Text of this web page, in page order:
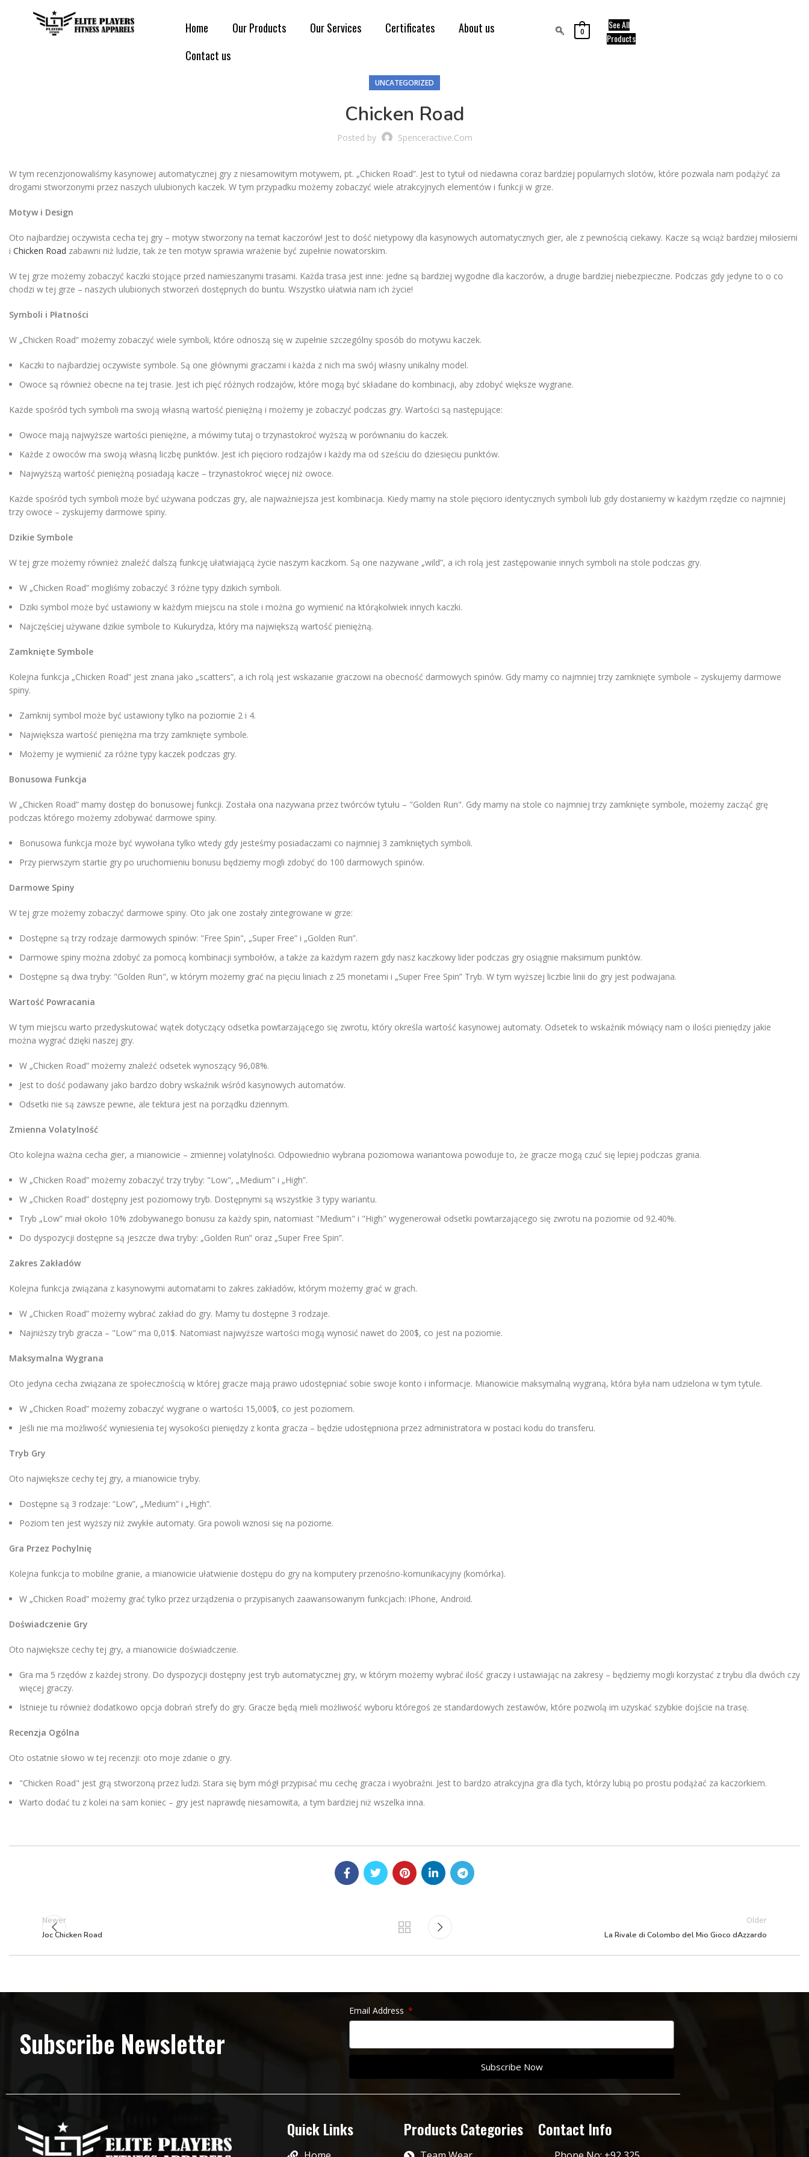
Home Our Products Our Services Certificates
About us
Contact us
0
See All
Products
UNCATEGORIZED
Chicken Road
Posted by Spenceractive.com
W tym recenzjonowaliśmy kasynowej automatycznej gry z niesamowitym motywem, pt. „Chicken Road”. Jest to tytuł od niedawna coraz bardziej popularnych slotów, które pozwala nam podążyć za
drogami stworzonymi przez naszych ulubionych kaczek. W tym przypadku możemy zobaczyć wiele atrakcyjnych elementów i funkcji w grze.
Motyw i Design
Oto najbardziej oczywista cecha tej gry – motyw stworzony na temat kaczorów! Jest to dość nietypowy dla kasynowych automatycznych gier, ale z pewnością ciekawy. Kacze są wciąż bardziej miłosierni
i Chicken Road zabawni niż ludzie, tak że ten motyw sprawia wrażenie być zupełnie nowatorskim.
W tej grze możemy zobaczyć kaczki stojące przed namieszanymi trasami. Każda trasa jest inne: jedne są bardziej wygodne dla kaczorów, a drugie bardziej niebezpieczne. Podczas gdy jedyne to o co
chodzi w tej grze – naszych ulubionych stworzeń dostępnych do buntu. Wszystko ułatwia nam ich życie!
Symboli i Płatności
W „Chicken Road” możemy zobaczyć wiele symboli, które odnoszą się w zupełnie szczególny sposób do motywu kaczek.
Kaczki to najbardziej oczywiste symbole. Są one głównymi graczami i każda z nich ma swój własny unikalny model.
Owoce są również obecne na tej trasie. Jest ich pięć różnych rodzajów, które mogą być składane do kombinacji, aby zdobyć większe wygrane.
Każde spośród tych symboli ma swoją własną wartość pieniężną i możemy je zobaczyć podczas gry. Wartości są następujące:
Owoce mają najwyższe wartości pieniężne, a mówimy tutaj o trzynastokroć wyższą w porównaniu do kaczek.
Każde z owoców ma swoją własną liczbę punktów. Jest ich pięcioro rodzajów i każdy ma od sześciu do dziesięciu punktów.
Najwyższą wartość pieniężną posiadają kacze – trzynastokroć więcej niż owoce.
Każde spośród tych symboli może być używana podczas gry, ale najważniejsza jest kombinacja. Kiedy mamy na stole pięcioro identycznych symboli lub gdy dostaniemy w każdym rzędzie co najmniej
trzy owoce – zyskujemy darmowe spiny.
Dzikie Symbole
W tej grze możemy również znaleźć dalszą funkcję ułatwiającą życie naszym kaczkom. Są one nazywane „wild”, a ich rolą jest zastępowanie innych symboli na stole podczas gry.
W „Chicken Road” mogliśmy zobaczyć 3 różne typy dzikich symboli.
Dziki symbol może być ustawiony w każdym miejscu na stole i można go wymienić na którąkolwiek innych kaczki.
Najczęściej używane dzikie symbole to Kukurydza, który ma największą wartość pieniężną.
Zamknięte Symbole
Kolejna funkcja „Chicken Road” jest znana jako „scatters”, a ich rolą jest wskazanie graczowi na obecność darmowych spinów. Gdy mamy co najmniej trzy zamknięte symbole – zyskujemy darmowe
spiny.
Zamknij symbol może być ustawiony tylko na poziomie 2 i 4.
Największa wartość pieniężna ma trzy zamknięte symbole.
Możemy je wymienić za różne typy kaczek podczas gry.
Bonusowa Funkcja
W „Chicken Road” mamy dostęp do bonusowej funkcji. Została ona nazywana przez twórców tytułu – "Golden Run". Gdy mamy na stole co najmniej trzy zamknięte symbole, możemy zacząć grę
podczas którego możemy zdobywać darmowe spiny.
Bonusowa funkcja może być wywołana tylko wtedy gdy jesteśmy posiadaczami co najmniej 3 zamkniętych symboli.
Przy pierwszym startie gry po uruchomieniu bonusu będziemy mogli zdobyć do 100 darmowych spinów.
Darmowe Spiny
W tej grze możemy zobaczyć darmowe spiny. Oto jak one zostały zintegrowane w grze:
Dostępne są trzy rodzaje darmowych spinów: "Free Spin", „Super Free” i „Golden Run”.
Darmowe spiny można zdobyć za pomocą kombinacji symbołów, a także za każdym razem gdy nasz kaczkowy lider podczas gry osiągnie maksimum punktów.
Dostępne są dwa tryby: "Golden Run", w którym możemy grać na pięciu liniach z 25 monetami i „Super Free Spin” Tryb. W tym wyższej liczbie linii do gry jest podwajana.
Wartość Powracania
W tym miejscu warto przedyskutować wątek dotyczący odsetka powtarzającego się zwrotu, który określa wartość kasynowej automaty. Odsetek to wskaźnik mówiący nam o ilości pieniędzy jakie
można wygrać dzięki naszej gry.
W „Chicken Road” możemy znaleźć odsetek wynoszący 96,08%.
Jest to dość podawany jako bardzo dobry wskaźnik wśród kasynowych automatów.
Odsetki nie są zawsze pewne, ale tektura jest na porządku dziennym.
Zmienna Volatylność
Oto kolejna ważna cecha gier, a mianowicie – zmiennej volatylności. Odpowiednio wybrana poziomowa wariantowa powoduje to, że gracze mogą czuć się lepiej podczas grania.
W „Chicken Road” możemy zobaczyć trzy tryby: "Low", „Medium" i „High”.
W „Chicken Road” dostępny jest poziomowy tryb. Dostępnymi są wszystkie 3 typy wariantu.
Tryb „Low” miał około 10% zdobywanego bonusu za każdy spin, natomiast "Medium" i "High" wygenerował odsetki powtarzającego się zwrotu na poziomie od 92.40%.
Do dyspozycji dostępne są jeszcze dwa tryby: „Golden Run” oraz „Super Free Spin”.
Zakres Zakładów
Kolejna funkcja związana z kasynowymi automatami to zakres zakładów, którym możemy grać w grach.
W „Chicken Road” możemy wybrać zakład do gry. Mamy tu dostępne 3 rodzaje.
Najniższy tryb gracza – "Low" ma 0,01$. Natomiast najwyższe wartości mogą wynosić nawet do 200$, co jest na poziomie.
Maksymalna Wygrana
Oto jedyna cecha związana ze społecznością w której gracze mają prawo udostępniać sobie swoje konto i informacje. Mianowicie maksymalną wygraną, która była nam udzielona w tym tytule.
W „Chicken Road” możemy zobaczyć wygrane o wartości 15,000$, co jest poziomem.
Jeśli nie ma możliwość wyniesienia tej wysokości pieniędzy z konta gracza – będzie udostępniona przez administratora w postaci kodu do transferu.
Tryb Gry
Oto największe cechy tej gry, a mianowicie tryby.
Dostępne są 3 rodzaje: “Low”, „Medium” i „High”.
Poziom ten jest wyższy niż zwykłe automaty. Gra powoli wznosi się na poziome.
Gra Przez Pochylnię
Kolejna funkcja to mobilne granie, a mianowicie ułatwienie dostępu do gry na komputery przenośno-komunikacyjny (komórka).
W „Chicken Road” możemy grać tylko przez urządzenia o przypisanych zaawansowanym funkcjach: iPhone, Android.
Doświadczenie Gry
Oto największe cechy tej gry, a mianowicie doświadczenie.
Gra ma 5 rzędów z każdej strony. Do dyspozycji dostępny jest tryb automatycznej gry, w którym możemy wybrać ilość graczy i ustawiając na zakresy – będziemy mogli korzystać z trybu dla dwóch czy
więcej graczy.
Istnieje tu również dodatkowo opcja dobrań strefy do gry. Gracze będą mieli możliwość wyboru któregoś ze standardowych zestawów, które pozwolą im uzyskać szybkie dojście na trasę.
Recenzja Ogólna
Oto ostatnie słowo w tej recenzji: oto moje zdanie o gry.
"Chicken Road" jest grą stworzoną przez ludzi. Stara się bym mógł przypisać mu cechę gracza i wyobraźni. Jest to bardzo atrakcyjna gra dla tych, którzy lubią po prostu podążać za kaczorkiem.
Warto dodać tu z kolei na sam koniec – gry jest naprawdę niesamowita, a tym bardziej niż wszelka inna.
Newer
Joc Chicken Road
Older
La Rivale di Colombo del Mio Gioco dAzzardo
Subscribe Newsletter
Email Address
Subscribe Now
Quick Links Products Categories Contact Info